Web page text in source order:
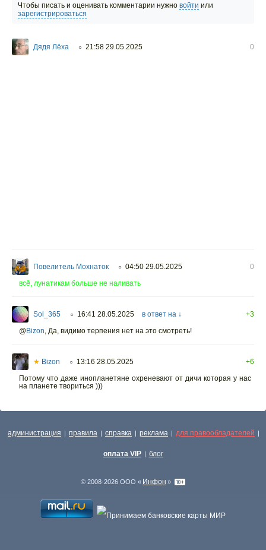
Чтобы писать и оценивать комментарии нужно войти или
зарегистрироваться
Дядя Лёха ○ 21:58 29.05.2025 0
Повелитель Мохнаток ○ 04:50 29.05.2025
0
всё, лунатикам больше не наливать
Sol_365 ○ 16:41 28.05.2025 в ответ на ↓
+3
@Bizon Да, видимо терпения нет на это смотреть!
★ Bizon ○ 13:16 28.05.2025
+6
Потому что даже инопланетяне охреневают от дичи которая у нас
на планете твориться )))
администрация | правила | справка | реклама | для правообладателей |
оплата VIP | блог
© 2008-2026 ООО « Инфон »